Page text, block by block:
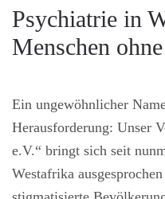
Psychiatrie in
Menschen
Ein ungewöhnlicher
Herausforderung: Unser
e.V.“ bringt sich seit
Westafrika